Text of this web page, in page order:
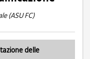
(ASU FC)
delle